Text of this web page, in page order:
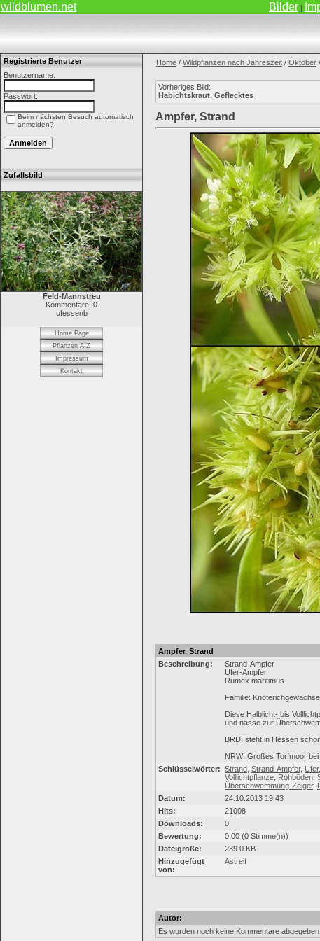
wildblumen.net Bilder |
Registrierte Benutzer
Benutzername:
Passwort:
Beim nächsten Besuch automatisch
anmelden?
Zufallsbild
Feld-Mannstreu
Kommentare: 0
ufessenb
Home Page
Pflanzen A-Z
Impressum
Kontakt
Home / Wildpflanzen nach Jahreszeit / Oktober
Vorheriges Bild:
Habichtskraut, Geflecktes
Ampfer, Strand
Ampfer, Strand
Beschreibung:
Strand-Ampfer
Ufer-Ampfer
Rumex maritimus
Familie:
Diese Halblicht- bis
und nasse zur
BRD: steht in Hessen
NRW: Großes Torfmoor
Schlüsselwörter: Strand Strand-Ampfer, Ufer,
Volllichtpflanze Rohböden
Überschwemmung-Zeiger,
Datum:
24.10.2013 19:43
Hits:
21008
Downloads:
0
Bewertung:
0.00 (0 Stimme(n))
Dateigröße:
239.0 KB
Hinzugefügt
von:
Astreif
Autor:
Es wurden noch keine Kommentare abgegeben.